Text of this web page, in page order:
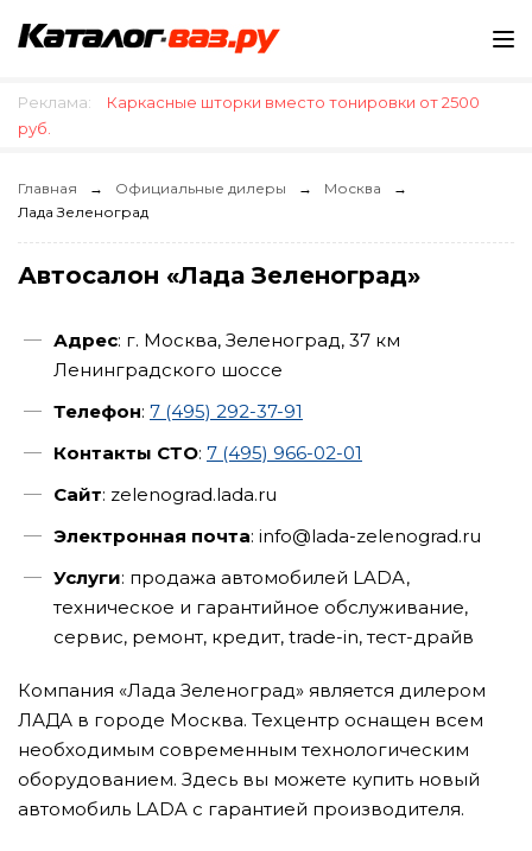
Реклама:
Каркасные шторки вместо тонировки от 2500
руб.
Главная Официальные дилеры
Москва
Лада Зеленоград
Автосалон «Лада Зеленоград»
Адрес: г. Москва, Зеленоград, 37 км
Ленинградского шоссе
Телефон: 7 (495) 292-37-91
Контакты СТО: 7 (495) 966-02-01
Сайт: zelenograd.lada.ru
Электронная почта: info@lada-zelenograd.ru
Услуги: продажа автомобилей LADA,
техническое и гарантийное обслуживание,
сервис, ремонт, кредит, trade-in, тест-драйв
Компания «Лада Зеленоград» является дилером
ЛАДА в городе Москва. Техцентр оснащен всем
необходимым современным технологическим
оборудованием. Здесь вы можете купить новый
автомобиль LADA с гарантией производителя.